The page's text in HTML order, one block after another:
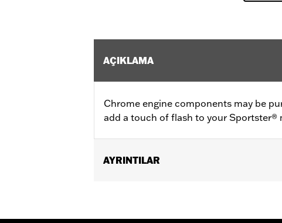
AÇIKLAMA
Chrome engine components may be
add a touch of flash to your Sportster®
AYRINTILAR
In the Box:Bushings Only